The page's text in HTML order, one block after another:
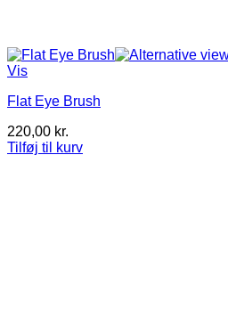
Vis
Flat Eye Brush
220,00 kr.
Tilføj til kurv